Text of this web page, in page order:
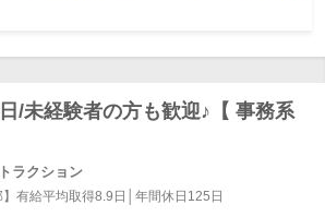
/未経験者の方も歓迎♪【 事務系
ラクション
】有給平均取得8.9日│年間休日125日